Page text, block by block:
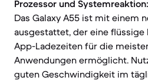
Prozessor und Systemreaktion:
Das Galaxy A55 ist mit einem
ausgestattet, der eine flüssige
App-Ladezeiten für die
Anwendungen ermöglicht.
guten Geschwindigkeit im